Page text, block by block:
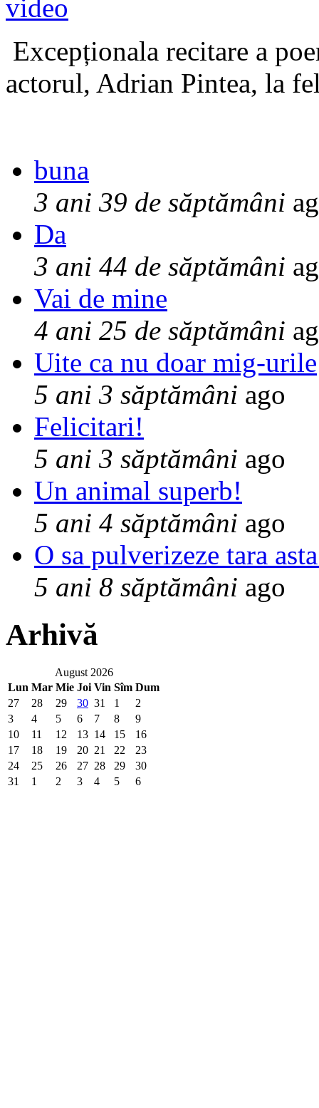
Excepționala recitare a
actorul, Adrian Pintea, la
buna
3 ani 39 de săptămâni
Da
3 ani 44 de săptămâni
Vai de mine
4 ani 25 de săptămâni
Uite ca nu doar mig-urile
5 ani 3 săptămâni ago
Felicitari!
5 ani 3 săptămâni ago
Un animal superb!
5 ani 4 săptămâni ago
O sa pulverizeze tara
5 ani 8 săptămâni ago
Arhivă
August 2026
Lun Mar Mie Joi Vin Sîm Dum
27
28 29 30 31 1
2
3
4 5 6 7 8
9
10
11 12 13 14 15
16
17
18 19 20 21 22
23
24
25 26 27 28 29
30
31
1 2 3 4 5 6